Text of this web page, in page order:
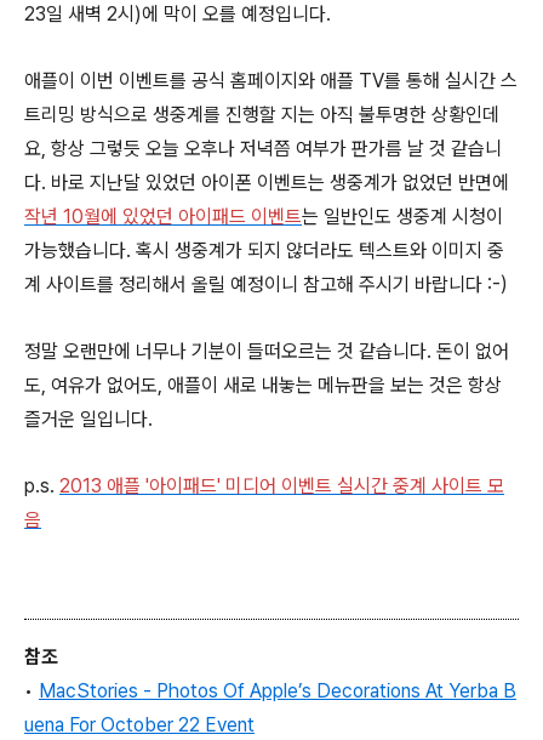
23일 새벽 2시)에 막이 오를 예정입니다.
애플이 이번 이벤트를 공식 홈페이지와 애플 TV를 통해 실시간 스
트리밍 방식으로 생중계를 진행할 지는 아직 불투명한 상황인데
요, 항상 그렇듯 오늘 오후나 저녁쯤 여부가 판가름 날 것 같습니
다. 바로 지난달 있었던 아이폰 이벤트는 생중계가 없었던 반면에
작년 10월에 있었던 아이패드 이벤트는 일반인도 생중계 시청이
가능했습니다. 혹시 생중계가 되지 않더라도 텍스트와 이미지 중
계 사이트를 정리해서 올릴 예정이니 참고해 주시기 바랍니다 :-)
정말 오랜만에 너무나 기분이 들떠오르는 것 같습니다. 돈이 없어
도, 여유가 없어도, 애플이 새로 내놓는 메뉴판을 보는 것은 항상
즐거운 일입니다.
p.s. 2013 애플 '아이패드' 미디어 이벤트 실시간 중계 사이트 모
음
참조
• MacStories - Photos Of Apple’s Decorations At Yerba B
uena For October 22 Event